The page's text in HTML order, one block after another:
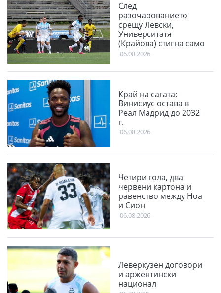
След
разочарованието
срещу Левски,
Университатя
(Крайова) стигна само
до равенство във
06.08.2026
Край на сагата:
Винисиус остава в
Реал Мадрид до 2032
г.
06.08.2026
Четири гола, два
червени картона и
равенство между Ноа
и Сион
06.08.2026
Леверкузен договори
и аржентински
национал